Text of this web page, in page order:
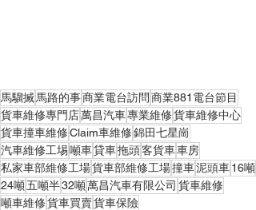
馬騮搣 馬路的事商業電台訪問 商業881電台節目
貨車維修專門店萬昌汽車專業維修貨車維修中心
貨車撞車維修Claim車維修錦田七星崗
汽車維修工埸噸車貸車拖頭客貨車車房
私家車部維修工場貨車部維修工場撞車泥頭車16噸
24噸五噸半32噸萬昌汽車有限公司 貨車維修
噸車維修貨車買賣貨車保險